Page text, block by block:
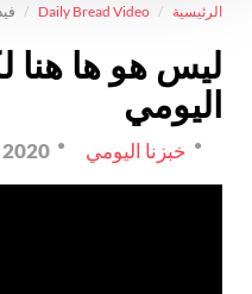
الرئيسية Daily Bread Video
ليس هو ها هنا
اليومي
خبزنا اليومي 2020